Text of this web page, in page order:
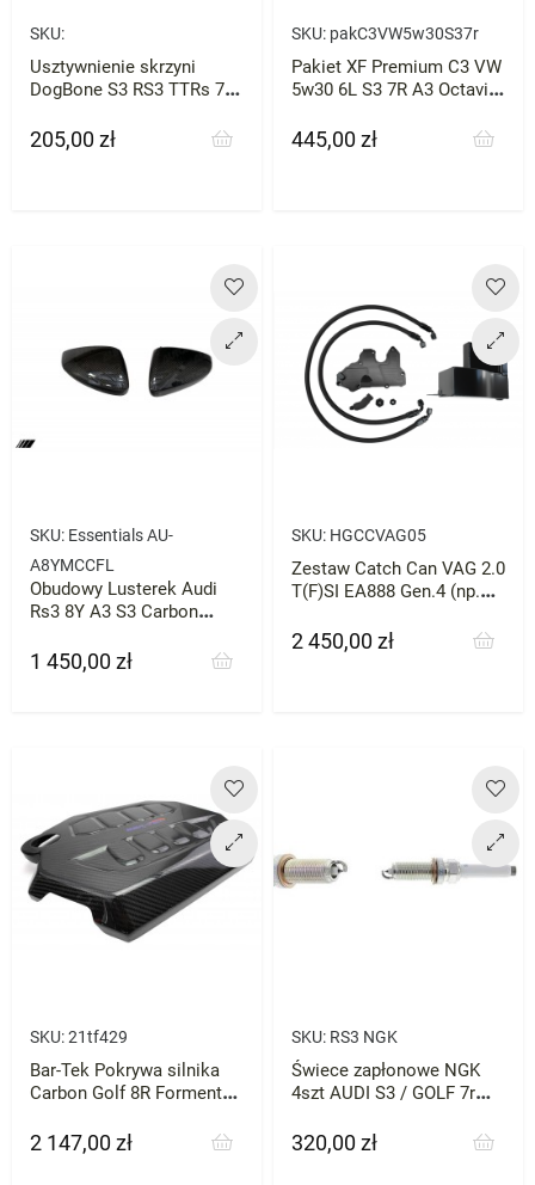
SKU:
Usztywnienie skrzyni
DogBone S3 RS3 TTRs 7R
TEK
Cena
205,00 zł
SKU: pakC3VW5w30S37r
Pakiet XF Premium C3 VW
5w30 6L S3 7R A3 Octavia
Cena
445,00 zł
SKU: Essentials AU-
A8YMCCFL
Obudowy Lusterek Audi
Rs3 8Y A3 S3 Carbon
Cena
1 450,00 zł
SKU: HGCCVAG05
Zestaw Catch Can VAG 2.0
T(F)SI EA888 Gen.4 (np.
KL, Formentor) HF Series
Cena
2 450,00 zł
SKU:21tf429
Bar-Tek Pokrywa silnika
Carbon Golf 8R Formentor,
SQ5, Octavia, Tiguan
Cena
2 147,00 zł
SKU: RS3 NGK
Świece zapłonowe NGK
4szt AUDI S3 / GOLF 7r
Cena
320,00 zł